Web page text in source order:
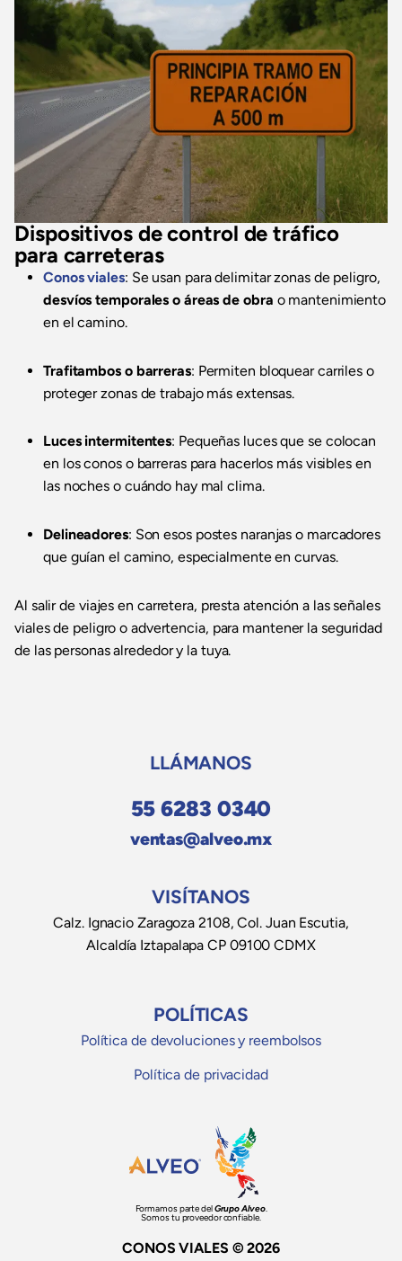
Dispositivos de control de tráfico
para carreteras
Conos viales: Se usan para delimitar zonas de peligro,
desvíos temporales o áreas de obra o mantenimiento
en el camino.
Trafitambos o barreras: Permiten bloquear carriles o
proteger zonas de trabajo más extensas.
Luces intermitentes: Pequeñas luces que se colocan
en los conos o barreras para hacerlos más visibles en
las noches o cuándo hay mal clima.
Delineadores: Son esos postes naranjas o marcadores
que guían el camino, especialmente en curvas.
Al salir de viajes en carretera, presta atención a las señales
viales de peligro o advertencia, para mantener la seguridad
de las personas alrededor y la tuya.
LLÁMANOS
55 6283 0340
ventas@alveo.mx
VISÍTANOS
Calz. Ignacio Zaragoza 2108, Col. Juan Escutia,
Alcaldía Iztapalapa CP 09100 CDMX
POLÍTICAS
Política de devoluciones y reembolsos
Política de privacidad
Formamos parte delGrupo Alveo.
Somos tu proveedor confiable.
CONOS VIALES © 2026